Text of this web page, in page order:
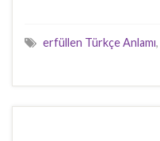
erfüllen Türkçe Anlamı,